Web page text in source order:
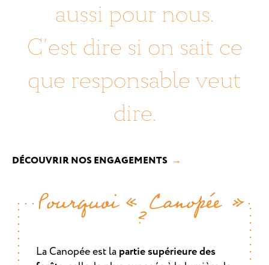
aussi pour nous.
C’est dire si on sait ce
que responsable veut
dire.
DÉCOUVRIR NOS ENGAGEMENTS
Pourquoi « Canopée »
?
La Canopée est lapartie supérieure des